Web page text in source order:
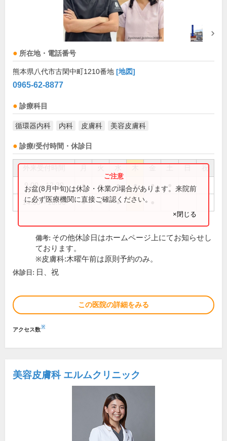
所在地・電話番号
熊本県八代市古閑中町1210番地 [地図]
0965-62-8877
診療科目
循環器内科 内科 皮膚科 美容皮膚科
診療/受付時間・休診日
祝
9:00～12:30 ● ● ● ● ●
14:00～18:00 ● ● ●
お盆(8月中旬)は休診・休業の場合があります。来院前
に必ず医療機関に直接ご確認ください。
×閉じる
備考: その他休診日はホームページ上にてお知らせし
ております。
※皮膚科:木曜午前は原則予約のみ。
休診日: 日、祝
この医院の詳細をみる
アクセス数※
美容皮膚科 エルムクリニック